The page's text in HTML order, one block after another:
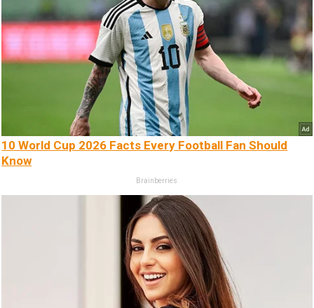
10 World Cup 2026 Facts Every Football Fan Should
Know
Brainberries